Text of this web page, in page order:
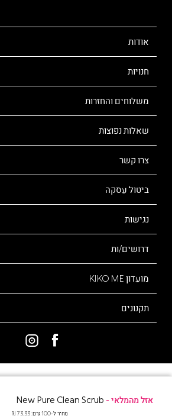
New Pure Clean Scrub
מחיר ל-100 גרם: 73.33 ₪
אודות
חנויות
משלוחים והחזרות
שאלות נפוצות
צרו קשר
ביטול עסקה
נגישות
דרושים/ות
מועדון KIKO ME
תקנונים